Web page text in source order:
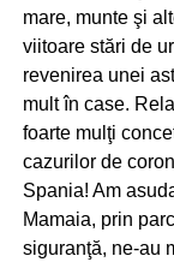
mare, munte şi
viitoare stări de
revenirea unei
mult în case.
foarte mulţi
cazurilor de
Spania! Am
Mamaia, prin
siguranţă, ne-au